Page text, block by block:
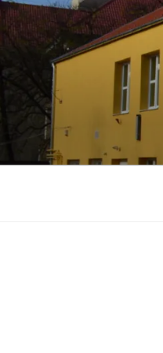
Tartalomhoz